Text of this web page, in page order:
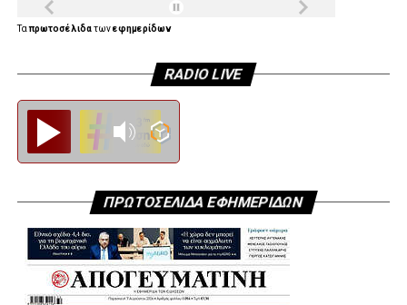
Ταπρωτοσέλιδατωνεφημερίδων
RADIO LIVE
ΠΡΩΤΟΣΕΛΙΔΑ ΕΦΗΜΕΡΙΔΩΝ